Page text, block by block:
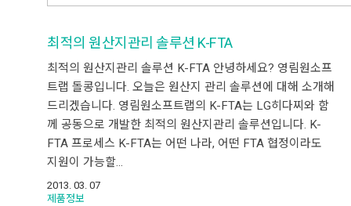
최적의 원산지관리 솔루션 K-FTA
최적의 원산지관리 솔루션 K-FTA 안녕하세요? 영림원소프
트랩 돌콩입니다. 오늘은 원산지 관리 솔루션에 대해 소개해
드리겠습니다. 영림원소프트랩의 K-FTA는 LG히다찌와 함
께 공동으로 개발한 최적의 원산지관리 솔루션입니다. K-
FTA 프로세스 K-FTA는 어떤 나라, 어떤 FTA 협정이라도
지원이 가능할…
2013. 03. 07
제품정보